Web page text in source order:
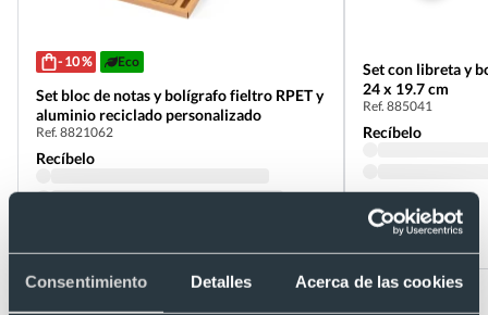
Consentimiento Detalles Acerca de las cookies
- 10 % Eco
Set bloc de notas y bolígrafo fieltro RPET y
aluminio reciclado personalizado
Ref. 8821062
Recíbelo
Set con libreta y
24 x 19.7 cm
Ref. 885041
Recíbelo
Desde 2,60 €